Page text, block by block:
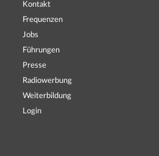
Kontakt
Frequenzen
Jobs
Führungen
Presse
Radiowerbung
Weiterbildung
Login